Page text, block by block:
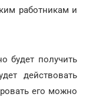
работникам и
будет получить
действовать
его можно